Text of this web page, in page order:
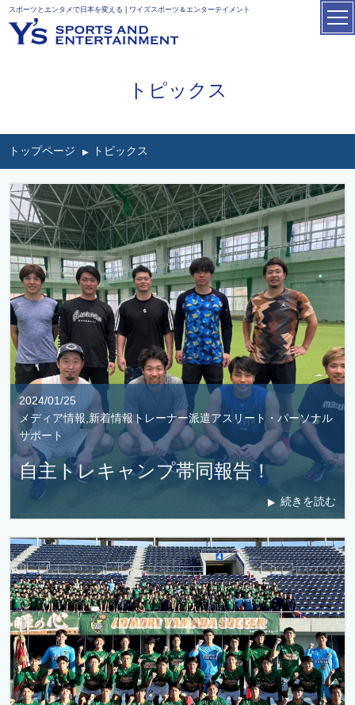
スポーツとエンタメで日本を変える | ワイズスポーツ＆エンターテイメント
トピックス
トップページ トピックス
2024/01/25
メディア情報,新着情報トレーナー派遣アスリート・パーソナル
サポート
自主トレキャンプ帯同報告！
続きを読む